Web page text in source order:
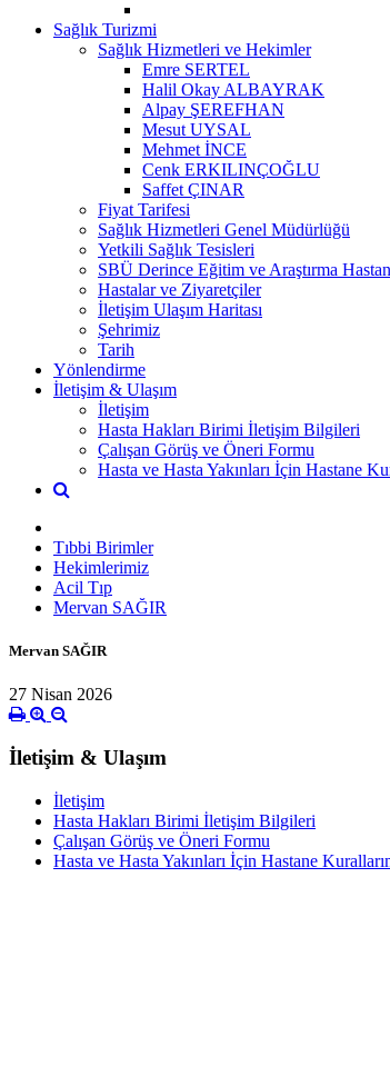
Sağlık Turizmi
Sağlık Hizmetleri ve Hekimler
Emre SERTEL
Halil Okay ALBAYRAK
Alpay ŞEREFHAN
Mesut UYSAL
Mehmet İNCE
Cenk ERKILINÇOĞLU
Saffet ÇINAR
Fiyat Tarifesi
Sağlık Hizmetleri Genel Müdürlüğü
Yetkili Sağlık Tesisleri
SBÜ Derince Eğitim ve Araştırma
Hastalar ve Ziyaretçiler
İletişim Ulaşım Haritası
Şehrimiz
Tarih
Yönlendirme
İletişim & Ulaşım
İletişim
Hasta Hakları Birimi İletişim Bilgileri
Çalışan Görüş ve Öneri Formu
Hasta ve Hasta Yakınları İçin Hastane
Tıbbi Birimler
Hekimlerimiz
Acil Tıp
Mervan SAĞIR
Mervan SAĞIR
27 Nisan 2026
İletişim & Ulaşım
İletişim
Hasta Hakları Birimi İletişim Bilgileri
Çalışan Görüş ve Öneri Formu
Hasta ve Hasta Yakınları İçin Hastane